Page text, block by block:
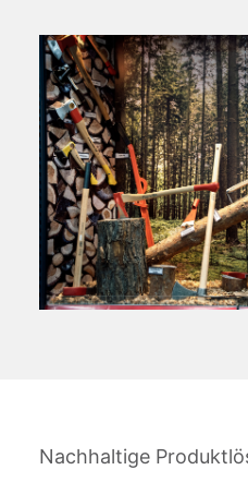
Nachhaltige